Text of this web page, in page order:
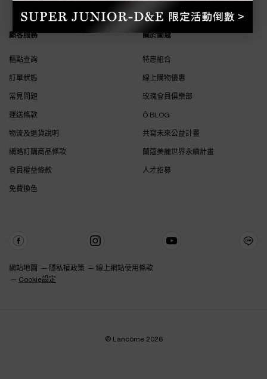
顧客服務
櫃點查詢
訂單狀態
常見問題
運送條款
物流及退貨說明
網路訂購商品條款
會員權益條款
免費換色
關於蘭蔻
特惠組合
線上購物優惠
玫瑰會員俱樂部
Ô BLOG
共寫未來公益計畫
蘭蔻美麗世界永續計畫
人才招募
網站地圖 隱私權政策
線上網站使用條款
Cookie設定
© Lancôme 2026